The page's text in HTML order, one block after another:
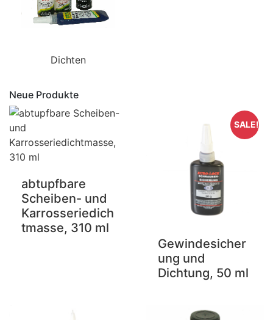
Dichten
Neue Produkte
abtupfbare
Scheiben- und
Karrosseriedich
tmasse, 310 ml
Gewindesicher
ung und
Dichtung, 50 ml
SALE!